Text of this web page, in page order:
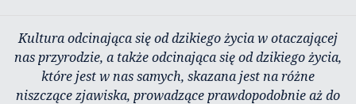
Kultura odcinająca się od dzikiego życia w otaczającej
nas przyrodzie, a także odcinająca się od dzikiego życia,
które jest w nas samych, skazana jest na różne
niszczące zjawiska, prowadzące prawdopodobnie aż do